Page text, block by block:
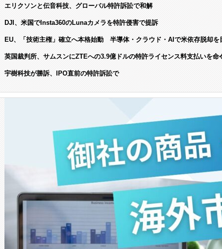
エリクソンと伝音科技、グローバル特許訴訟で和解
DJI、米国でInsta360のLunaカメラを特許侵害で提訴
EU、「技術主権」確立へ本格始動 半導体・クラウド・AIで米依存脱却を
英国裁判所、サムスンにZTEへの3.9億ドルの特許ライセンス料支払いを命
宇樹科技が勝訴、IPO直前の特許訴訟で